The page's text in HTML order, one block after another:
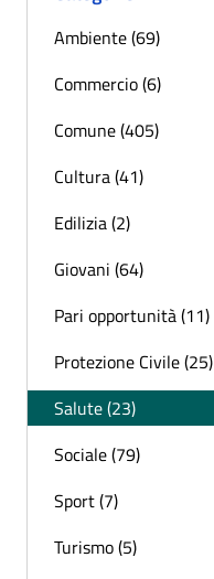
Ambiente (69)
Commercio (6)
Comune (405)
Cultura (41)
Edilizia (2)
Giovani (64)
Pari opportunità (11)
Protezione Civile (25)
Salute (23)
Sociale (79)
Sport (7)
Turismo (5)